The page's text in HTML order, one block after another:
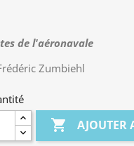
de l'aéronavale
Zumbiehl
 AJOUTER